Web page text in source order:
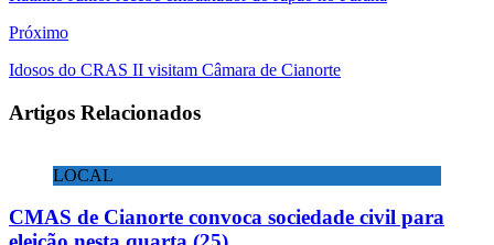
Próximo
Idosos do CRAS II visitam Câmara de Cianorte
Artigos Relacionados
LOCAL
CMAS de Cianorte convoca sociedade civil para